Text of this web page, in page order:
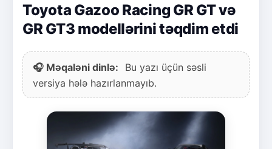
Toyota Gazoo Racing GR GT və
GR GT3 modellərini təqdim etdi
🎧 Məqaləni dinlə:
Bu yazı üçün səsli
versiya hələ hazırlanmayıb.